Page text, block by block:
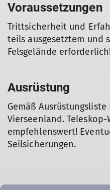
Voraussetzungen
Trittsicherheit und
teils ausgesetztem und
Felsgelände
Ausrüstung
Gemäß Ausrüstungsliste
Vierseenland.
empfehlenswert!
Seilsicherungen.